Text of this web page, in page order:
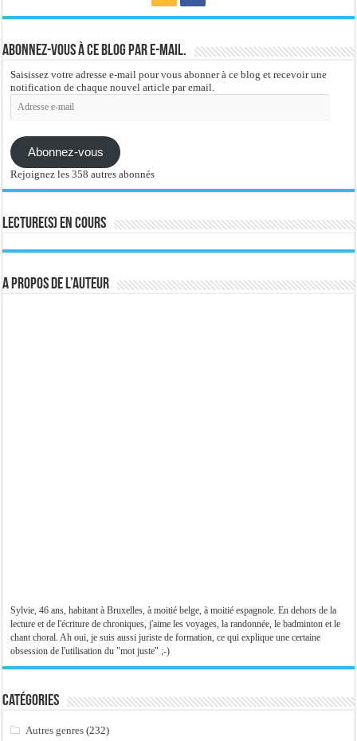
Abonnez-vous à ce blog par e-mail.
Saisissez votre adresse e-mail pour vous abonner à ce blog et recevoir une
notification de chaque nouvel article par email.
Adresse
e-
Abonnez-vous
Rejoignez les 358 autres abonnés
Lecture(s) en cours
A propos de l’auteur
Sylvie, 46 ans, habitant à Bruxelles, à moitié belge, à moitié espagnole. En dehors de la
lecture et de l'écriture de chroniques, j'aime les voyages, la randonnée, le badminton et le
chant choral. Ah oui, je suis aussi juriste de formation, ce qui explique une certaine
obsession de l'utilisation du "mot juste" ;-)
Catégories
Autres genres (232)